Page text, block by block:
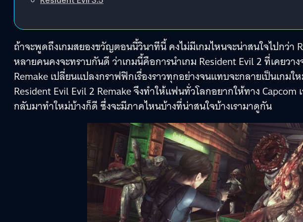
ถ้าจะพูดถึงเกมสยองขวัญตอนนี้วินาทีนี้ คงไม่มีเกมไหนจะน่าสนใจไปกว่า
หลายคนคงจะทราบกันดี ว่าเกมนี้คือการนำเกม Resident Evil 2 ที่เคยวา
Remake เปลี่ยนแปลงกราฟฟิกเรื่องราวทุกอย่างจนแทบจะกลายเป็นเกม
Resident Evil Evil 2 Remake จึงทำให้แฟนทั่วโลกอยากให้ทาง Capcom
กลับมาทำใหม่บ้างก็ดี ซึ่งจะมีภาคไหนบ้างที่น่าสนใจบ้างเรามาดูกัน